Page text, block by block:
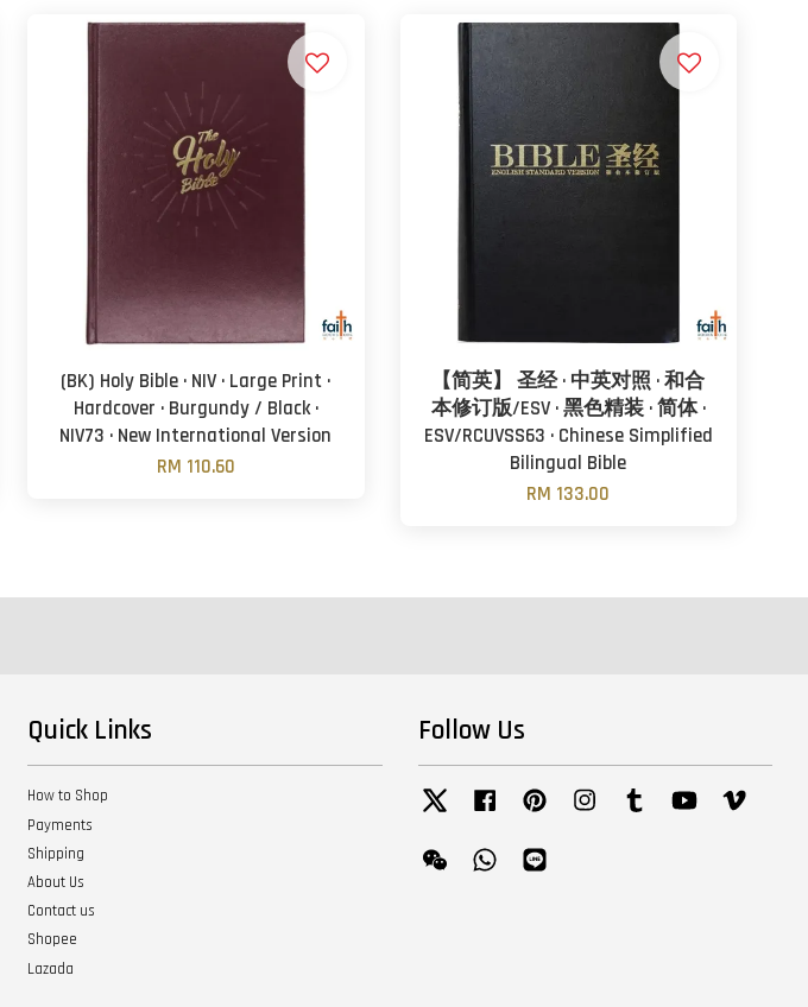
(BK) Holy Bible · NIV · Large Print ·
Hardcover · Burgundy / Black ·
NIV73 · New International Version
RM 110.60
【简英】 圣经 · 中英对照 · 和合
本修订版/ESV · 黑色精装 · 简体 ·
ESV/RCUVSS63 · Chinese Simplified
Bilingual Bible
RM 133.00
Quick Links
How to Shop
Payments
Shipping
About Us
Contact us
Shopee
Lazada
Follow Us
Twitter Facebook Pinterest InstagramTumblr YouTube
Wechat Whatsapp